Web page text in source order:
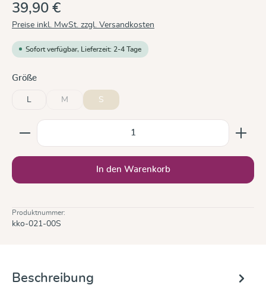
39,90 €
Preise inkl. MwSt. zzgl. Versandkosten
Sofort verfügbar, Lieferzeit: 2-4 Tage
Größeauswählen
L M
(Diese Option ist zurzeit nicht verfügbar.)
S
Produkt Anzahl: Gib den gewünschten Wert ein
In den Warenkorb
Produktnummer:
kko-021-00S
Beschreibung